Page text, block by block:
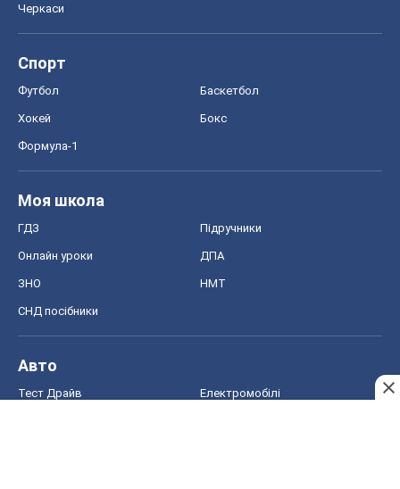
Черкаси
Спорт
Футбол Баскетбол
Хокей Бокс
Формула-1
Моя школа
ГДЗ Підручники
Онлайн уроки ДПА
ЗНО НМТ
СНД посібники
Авто
Тест Драйв Електромобілі